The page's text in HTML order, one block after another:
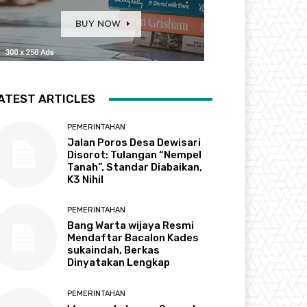
ARTICLES
PEMERINTAHAN
Jalan Poros Desa Dewisari
Disorot: Tulangan “Nempel
Tanah”, Standar Diabaikan,
K3 Nihil
PEMERINTAHAN
Bang Warta wijaya Resmi
Mendaftar Bacalon Kades
sukaindah, Berkas
Dinyatakan Lengkap
PEMERINTAHAN